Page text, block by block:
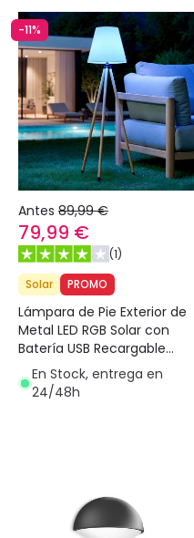
-11%
Antes 89,99 €
79,99 €
(1)
Solar
PROMO
Lámpara de Pie Exterior de
Metal LED RGB Solar con
Batería USB Recargable
Kefre
En Stock, entrega en
24/48h